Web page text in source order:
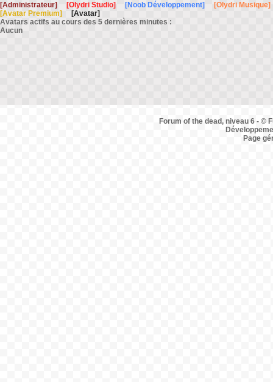
[Administrateur]
[Olydri Studio] [Noob Développement]
[Olydri Musique]
[Avatar Premium]
[Avatar]
Avatars actifs au cours des 5 dernières minutes :
Aucun
Forum of the dead, niveau 6 - ©
Page